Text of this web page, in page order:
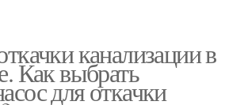
канализации в
Как выбрать
для откачки